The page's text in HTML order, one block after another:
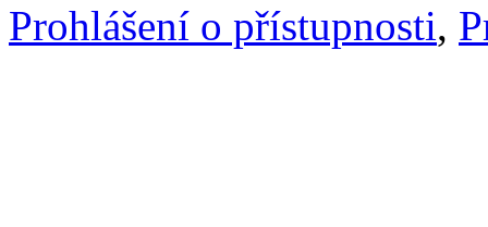
Prohlášení o přístupnosti,